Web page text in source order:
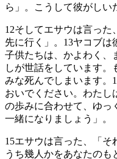
ら」。こうして彼がしい
12そしてエサウは言った
先に行く」。 13ヤコブは
子供たちは、かよわく、
しが世話をしています
みな死んでしまいます。
おいでください。わたし
の歩みに合わせて、ゆっ
一緒になりましょう」。
15エサウは言った、「そ
うち幾人かをあなたのも